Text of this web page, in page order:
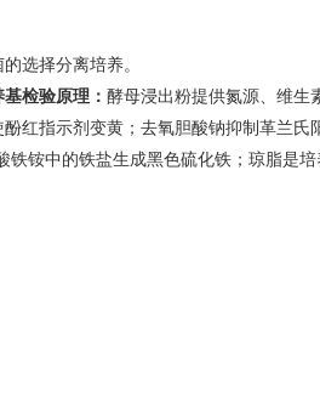
选择分离培养。
检验原理： 酵母浸出粉提供氮源、维生
红指示剂变黄；去氧胆酸钠抑制革兰
铵中的铁盐生成黑色硫化铁；琼脂是培